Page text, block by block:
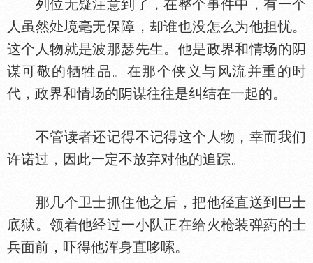
列位无疑注意到了，在整个事件中，有一个
人虽然
境毫无保障，却谁也没怎么为他担忧。
这个人物就是波那瑟先生。他是政界和情场的
谋可敬的牺牲品。在那个侠义与风流并重的时
代，政界和情场的
谋往往是纠结在一起的。
不管读者还记得不记得这个人物，幸而我们
许诺过，因此一定不放弃对他的追踪。
那几个卫士抓住他之后，把他径直送到巴士
底狱。领着他经过一小队正在给火枪装弹葯的士
兵面前，吓得他浑身直哆嗦。